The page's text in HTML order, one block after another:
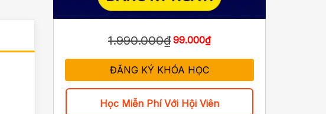
1.990.000₫ 99.000₫
ĐĂNG KÝ KHÓA HỌC
Học Miễn Phí Với Hội Viên